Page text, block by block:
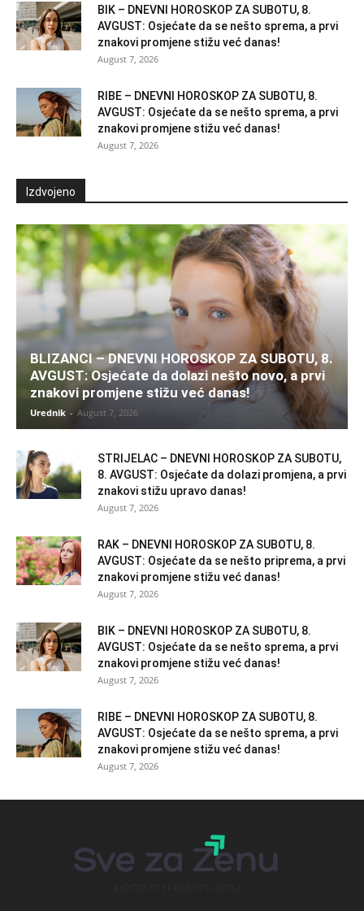
BIK – DNEVNI HOROSKOP ZA SUBOTU, 8.
AVGUST: Osjećate da se nešto sprema, a prvi
znakovi promjene stižu već danas!
August 7, 2026
RIBE – DNEVNI HOROSKOP ZA SUBOTU, 8.
AVGUST: Osjećate da se nešto sprema, a prvi
znakovi promjene stižu već danas!
August 7, 2026
Izdvojeno
BLIZANCI – DNEVNI HOROSKOP ZA SUBOTU, 8.
AVGUST: Osjećate da dolazi nešto novo, a prvi
znakovi promjene stižu već danas!
Urednik - August 7, 2026
STRIJELAC – DNEVNI HOROSKOP ZA SUBOTU,
8. AVGUST: Osjećate da dolazi promjena, a prvi
znakovi stižu upravo danas!
August 7, 2026
RAK – DNEVNI HOROSKOP ZA SUBOTU, 8.
AVGUST: Osjećate da se nešto priprema, a prvi
znakovi promjene stižu već danas!
August 7, 2026
BIK – DNEVNI HOROSKOP ZA SUBOTU, 8.
AVGUST: Osjećate da se nešto sprema, a prvi
znakovi promjene stižu već danas!
August 7, 2026
RIBE – DNEVNI HOROSKOP ZA SUBOTU, 8.
AVGUST: Osjećate da se nešto sprema, a prvi
znakovi promjene stižu već danas!
August 7, 2026